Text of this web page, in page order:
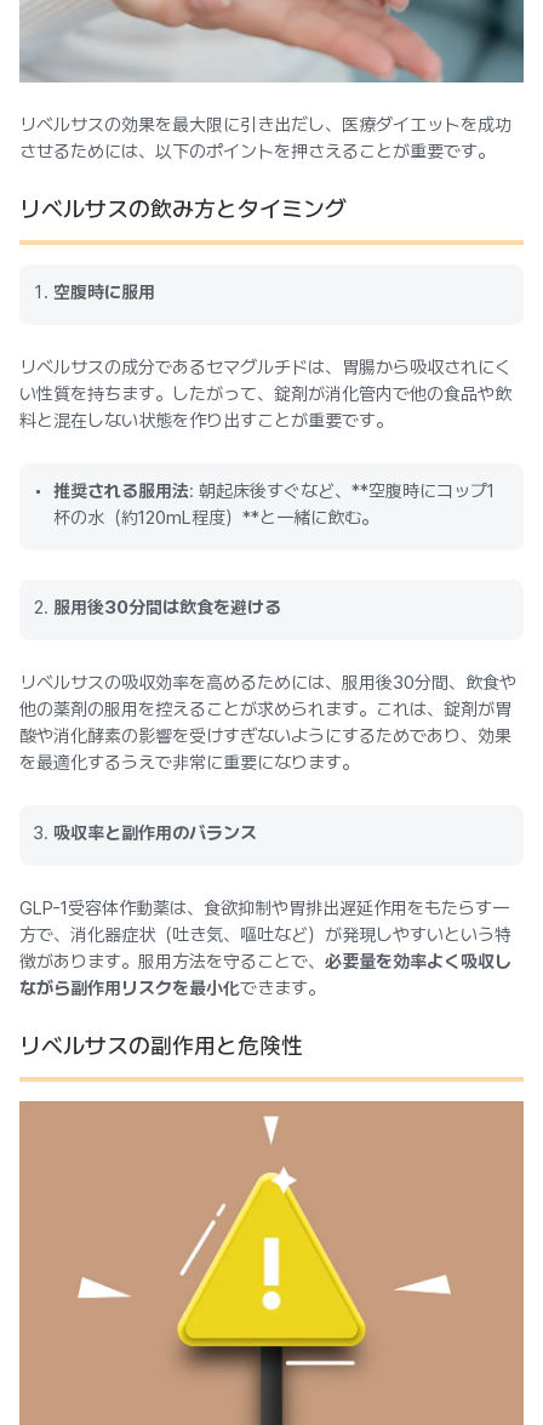
リベルサスの効果を最大限に引き出だし、医療ダイエットを成功
させるためには、以下のポイントを押さえることが重要です。
リベルサスの飲み方とタイミング
空腹時に服用
リベルサスの成分であるセマグルチドは、胃腸から吸収されにく
い性質を持ちます。したがって、錠剤が消化管内で他の食品や飲
料と混在しない状態を作り出すことが重要です。
推奨される服用法: 朝起床後すぐなど、**空腹時にコップ1
杯の水（約120mL程度）**と一緒に飲む。
服用後30分間は飲食を避ける
リベルサスの吸収効率を高めるためには、服用後30分間、飲食や
他の薬剤の服用を控えることが求められます。これは、錠剤が胃
酸や消化酵素の影響を受けすぎないようにするためであり、効果
を最適化するうえで非常に重要になります。
吸収率と副作用のバランス
GLP-1受容体作動薬は、食欲抑制や胃排出遅延作用をもたらす一
方で、消化器症状（吐き気、嘔吐など）が発現しやすいという特
徴があります。服用方法を守ることで、 必要量を効率よく吸収し
ながら副作用リスクを最小化できます。
リベルサスの副作用と危険性